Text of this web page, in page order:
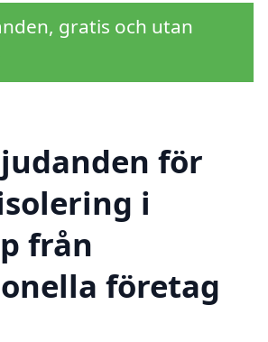
gratis och utan
för
i
från
företag